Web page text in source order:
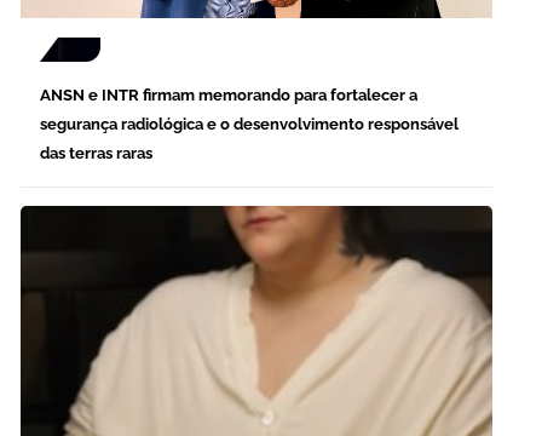
ANSN e INTR firmam memorando para fortalecer a
segurança radiológica e o desenvolvimento responsável
das terras raras